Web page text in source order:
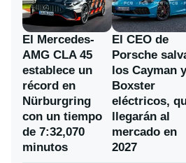
El Mercedes-
AMG CLA 45
establece un
récord en
Nürburgring
con un tiempo
de 7:32,070
minutos
El CEO de
Porsche
los Cayman y
Boxster
eléctricos,
llegarán al
mercado en
2027